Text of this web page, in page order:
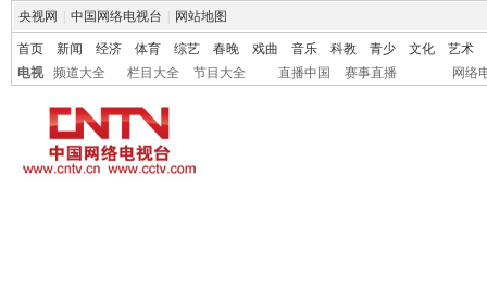
央视网 中国网络电视台 网站地图
首页 新闻 经济 体育 综艺 春晚 戏曲 音乐 科教 青少 文化
艺术
电视
频道大全 栏目大全 节目大全 直播中国 赛事直播 网络